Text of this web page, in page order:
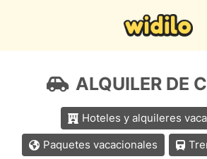
ALQUILER DE
Hoteles y alquileres
Paquetes vacacionales